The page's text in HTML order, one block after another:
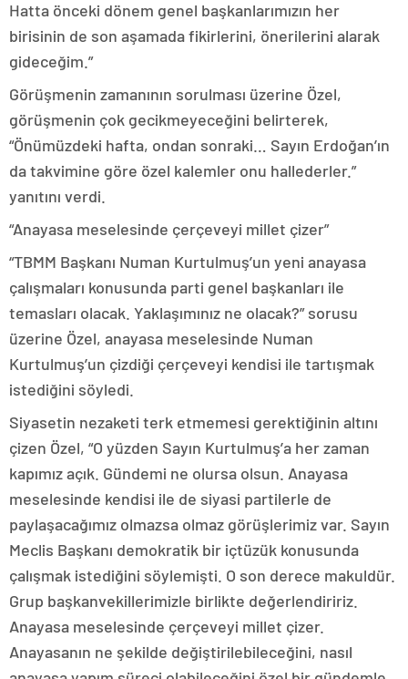
Hatta önceki dönem genel başkanlarımızın her
birisinin de son aşamada fikirlerini, önerilerini alarak
gideceğim.”
Görüşmenin zamanının sorulması üzerine Özel,
görüşmenin çok gecikmeyeceğini belirterek,
“Önümüzdeki hafta, ondan sonraki… Sayın Erdoğan’ın
da takvimine göre özel kalemler onu hallederler.”
yanıtını verdi.
“Anayasa meselesinde çerçeveyi millet çizer”
“TBMM Başkanı Numan Kurtulmuş’un yeni anayasa
çalışmaları konusunda parti genel başkanları ile
temasları olacak. Yaklaşımınız ne olacak?” sorusu
üzerine Özel, anayasa meselesinde Numan
Kurtulmuş’un çizdiği çerçeveyi kendisi ile tartışmak
istediğini söyledi.
Siyasetin nezaketi terk etmemesi gerektiğinin altını
çizen Özel, “O yüzden Sayın Kurtulmuş’a her zaman
kapımız açık. Gündemi ne olursa olsun. Anayasa
meselesinde kendisi ile de siyasi partilerle de
paylaşacağımız olmazsa olmaz görüşlerimiz var. Sayın
Meclis Başkanı demokratik bir içtüzük konusunda
çalışmak istediğini söylemişti. O son derece makuldür.
Grup başkanvekillerimizle birlikte değerlendiririz.
Anayasa meselesinde çerçeveyi millet çizer.
Anayasanın ne şekilde değiştirilebileceğini, nasıl